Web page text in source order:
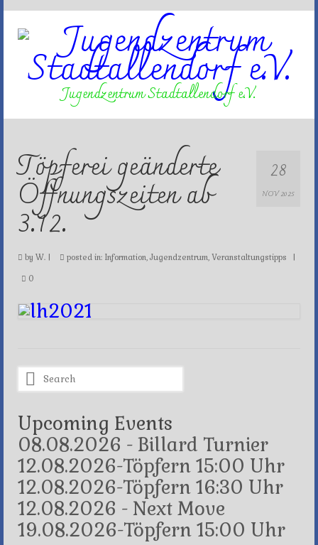
Jugendzentrum Stadtallendorf e.V.
28
NOV 2025
Töpferei geänderte
Öffnungszeiten ab
3.12.
by W. posted in: Information, Jugendzentrum, Veranstaltungstipps
0
Search
for:
Upcoming Events
08.08.2026 - Billard Turnier
12.08.2026-Töpfern 15:00 Uhr
12.08.2026-Töpfern 16:30 Uhr
12.08.2026 - Next Move
19.08.2026-Töpfern 15:00 Uhr